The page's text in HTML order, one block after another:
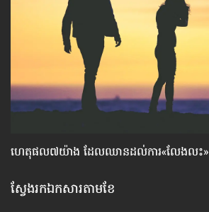
ហេតុផល៧យ៉ាង ដែល​ឈាន​ដល់​ការ«លែងលះ»
ស្វែងរកឯកសារតាមខែ